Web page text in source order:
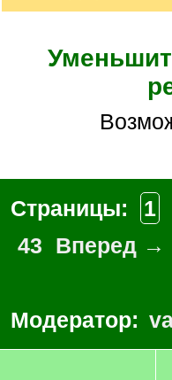
Страницы: 1
43
Вперед →
Модератор: